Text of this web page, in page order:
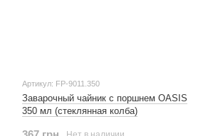
Артикул: FP-9011.350
Заварочный чайник с поршнем OASIS
350 мл (стеклянная колба)